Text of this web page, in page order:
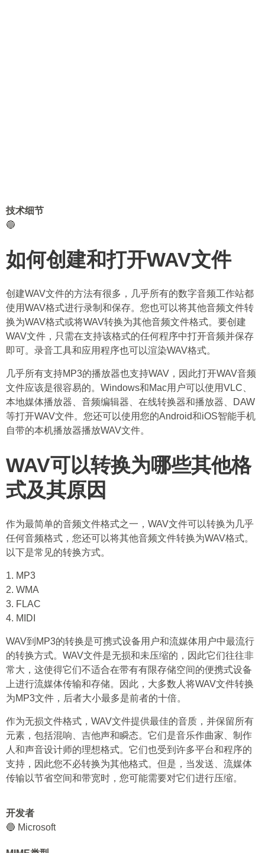
技术细节
🔵
如何创建和打开WAV文件
创建WAV文件的方法有很多，几乎所有的数字音频工作站都
使用WAV格式进行录制和保存。您也可以将其他音频文件转
换为WAV格式或将WAV转换为其他音频文件格式。要创建
WAV文件，只需在支持该格式的任何程序中打开音频并保存
即可。录音工具和应用程序也可以渲染WAV格式。
几乎所有支持MP3的播放器也支持WAV，因此打开WAV音频
文件应该是很容易的。Windows和Mac用户可以使用VLC、
本地媒体播放器、音频编辑器、在线转换器和播放器、DAW
等打开WAV文件。您还可以使用您的Android和iOS智能手机
自带的本机播放器播放WAV文件。
WAV可以转换为哪些其他格
式及其原因
作为最简单的音频文件格式之一，WAV文件可以转换为几乎
任何音频格式，您还可以将其他音频文件转换为WAV格式。
以下是常见的转换方式。
1. MP3
2. WMA
3. FLAC
4. MIDI
WAV到MP3的转换是可携式设备用户和流媒体用户中最流行
的转换方式。WAV文件是无损和未压缩的，因此它们往往非
常大，这使得它们不适合在带有有限存储空间的便携式设备
上进行流媒体传输和存储。因此，大多数人将WAV文件转换
为MP3文件，后者大小最多是前者的十倍。
作为无损文件格式，WAV文件提供最佳的音质，并保留所有
元素，包括混响、吉他声和瞬态。它们是音乐作曲家、制作
人和声音设计师的理想格式。它们也受到许多平台和程序的
支持，因此您不必转换为其他格式。但是，当发送、流媒体
传输以节省空间和带宽时，您可能需要对它们进行压缩。
开发者
🔵 Microsoft